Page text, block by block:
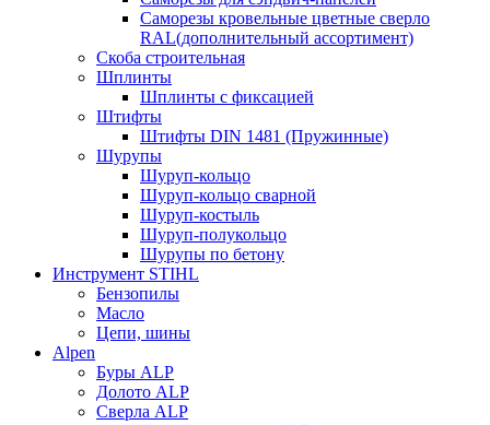
Саморезы кровельные цветные сверло
RAL(дополнительный ассортимент)
Скоба строительная
Шплинты
Шплинты с фиксацией
Штифты
Штифты DIN 1481 (Пружинные)
Шурупы
Шуруп-кольцо
Шуруп-кольцо сварной
Шуруп-костыль
Шуруп-полукольцо
Шурупы по бетону
Инструмент STIHL
Бензопилы
Масло
Цепи, шины
Alpen
Буры ALP
Долото ALP
Сверла ALP